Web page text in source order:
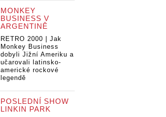
MONKEY
BUSINESS V
ARGENTINĚ
RETRO 2000 | Jak
Monkey Business
dobyli Jižní Ameriku a
učarovali latinsko-
americké rockové
legendě
POSLEDNÍ SHOW
LINKIN PARK